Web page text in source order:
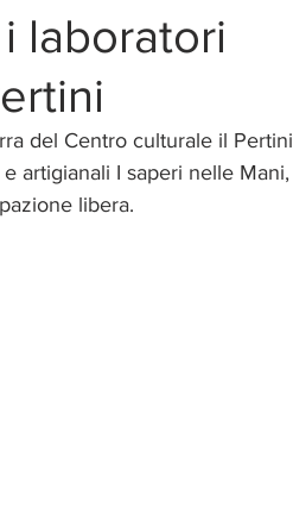
Ambiente
laboratori
del Centro culturale il
artigianali I saperi nelle Mani,
libera.